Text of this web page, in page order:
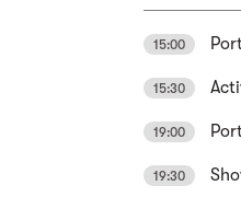
15:00
15:30
19:00
19:30